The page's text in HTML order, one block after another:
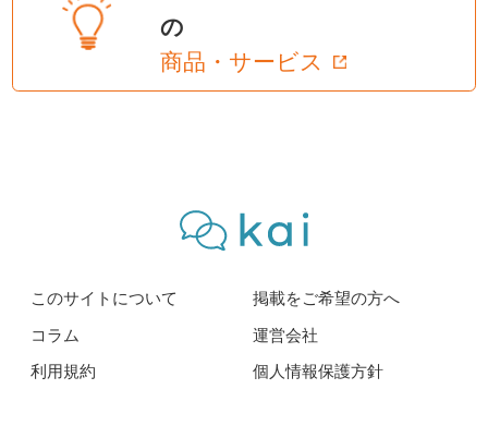
の
商品・サービス
このサイトについて
掲載をご希望の方へ
コラム
運営会社
利用規約
個人情報保護方針